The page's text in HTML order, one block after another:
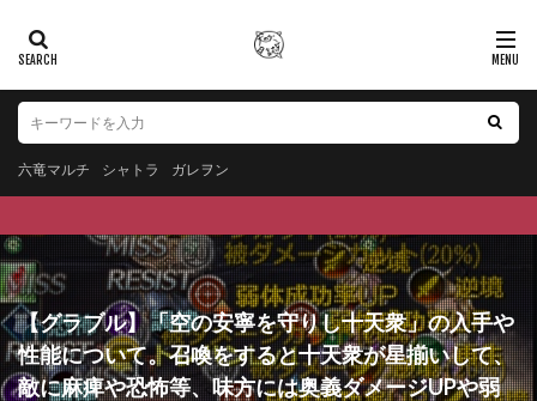
六竜マルチ シャトラ ガレヲン
【グラブル】「空の安寧を守りし十天衆」の入手や
性能について。召喚をすると十天衆が星揃いして、
敵に麻痺や恐怖等、味方には奥義ダメージUPや弱